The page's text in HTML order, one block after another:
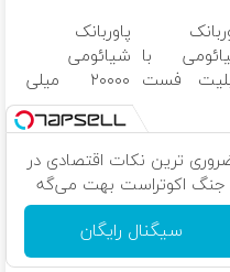
با
ویژه
محدود
با
فست
بی برقی
پاوربانک
شیائومی
۲۰۰۰۰ میلی
آمپر
(تخفیف +
پرداخت درب
منزل)
ترین نکات اقتصادی در
جنگ اکوتراست بهت می‌گه
سیگنال رایگان